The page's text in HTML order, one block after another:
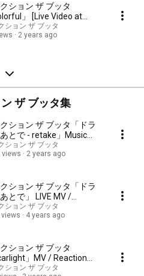
ション ザ ブッタ
」 [Live Video at
CLUB
ション ザ ブッタ
2 years ago
ザ ブッタ集
ション ザ ブッタ「ドラ
とで - retake」Music
ション ザ ブッタ
views
2 years ago
ション ザ ブッタ「ドラ
とで」 LIVE MV /
The Buttha - Dorama
(After the drama)
ション ザ ブッタ
views
4 years ago
ション ザ ブッタ
」MV / Reaction
- Scarlight
ション ザ ブッタ